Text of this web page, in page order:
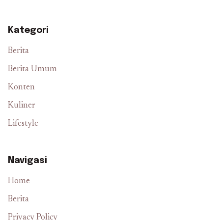
Kategori
Berita
Berita Umum
Konten
Kuliner
Lifestyle
Navigasi
Home
Berita
Privacy Policy